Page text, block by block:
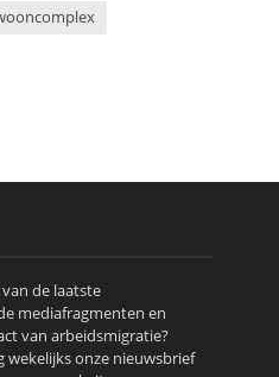
de laatste
mediafragmenten en
van arbeidsmigratie?
wekelijks onze nieuwsbrief